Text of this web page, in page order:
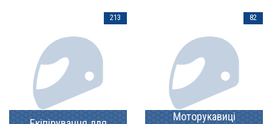
213
Моторукавиці
82